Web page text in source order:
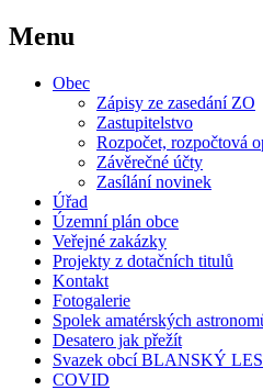
Menu
Obec
Zápisy ze zasedání ZO
Zastupitelstvo
Rozpočet, rozpočtová
Závěrečné účty
Zasílání novinek
Úřad
Územní plán obce
Veřejné zakázky
Projekty z dotačních titulů
Kontakt
Fotogalerie
Spolek amatérských
Desatero jak přežít
Svazek obcí BLANSKÝ
COVID